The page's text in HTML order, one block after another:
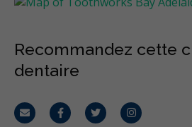
Recommandez cette
dentaire
CourrielFacebookTwitterInstagram